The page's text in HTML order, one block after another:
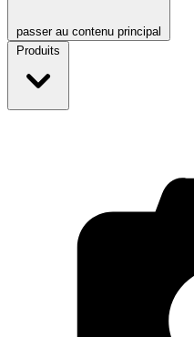
passer au contenu principal
Produits